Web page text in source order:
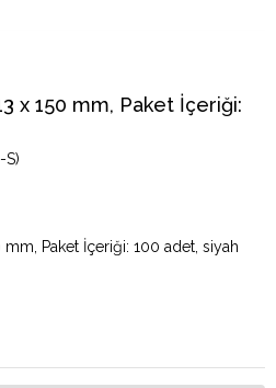
x 150 mm, Paket İçeriği:
S)
mm, Paket İçeriği: 100 adet, siyah